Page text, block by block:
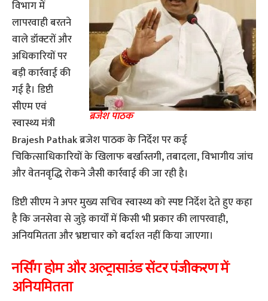
ब्रजेश पाठक
विभाग में
लापरवाही बरतने
वाले डॉक्टरों और
अधिकारियों पर
बड़ी कार्रवाई की
गई है। डिप्टी
सीएम एवं
स्वास्थ्य मंत्री
Brajesh Pathak ब्रजेश पाठक के निर्देश पर कई
चिकित्साधिकारियों के खिलाफ बर्खास्तगी, तबादला, विभागीय जांच
और वेतनवृद्धि रोकने जैसी कार्रवाई की जा रही है।
डिप्टी सीएम ने अपर मुख्य सचिव स्वास्थ्य को स्पष्ट निर्देश देते हुए कहा
है कि जनसेवा से जुड़े कार्यों में किसी भी प्रकार की लापरवाही,
अनियमितता और भ्रष्टाचार को बर्दाश्त नहीं किया जाएगा।
नर्सिंग होम और अल्ट्रासाउंड सेंटर पंजीकरण में
अनियमितता